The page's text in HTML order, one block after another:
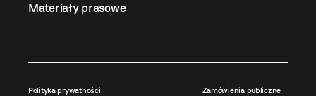
Materiały prasowe
Polityka prywatności Zamówienia publiczne